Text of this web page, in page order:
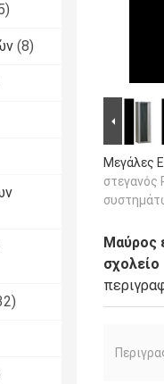
(8)
Μεγάλες
στεγανός
Μαύρος
σχολείο